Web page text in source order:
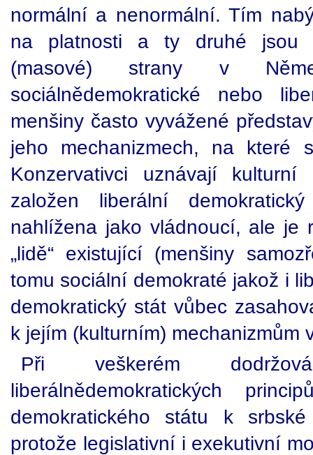
normální a nenormální. Tím
na platnosti a ty druhé jsou
(masové) strany v
sociálnědemokratické nebo
menšiny často vyvážené
jeho mechanizmech, na které
Konzervativci uznávají
založen liberální
nahlížena jako vládnoucí, ale je
„lidě“ existující (menšiny
tomu sociální demokraté jakož i
demokratický stát vůbec
k jejím (kulturním) mechanizmům
Při veškerém
liberálnědemokratických
demokratického státu k
protože legislativní i exekutivní